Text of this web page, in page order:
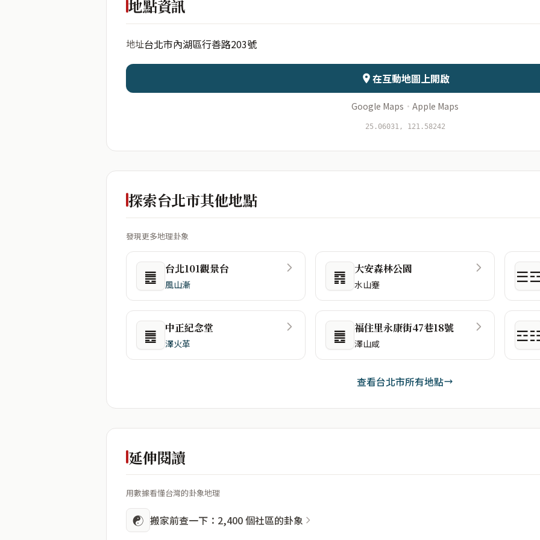
地點資訊
地址台北市內湖區行善路203號
在互動地圖上開啟
Google Maps · Apple Maps
25.06031, 121.58242
探索台北市其他地點
發現更多地理卦象
䷌ 台北101觀景台
風山漸 ䷴ 大安森林公園
水山蹇
䷌ 中正紀念堂
澤火革 ䷌ 福住里永康街47巷18號
澤山咸
查看台北市所有地點
延伸閱讀
用數據看懂台灣的卦象地理
☯ 搬家前查一下：2,400 個社區的卦象